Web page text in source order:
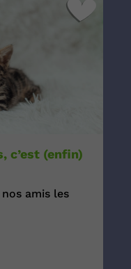
c’est (enfin)
amis les